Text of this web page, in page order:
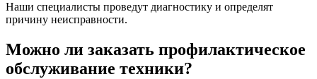
Наши специалисты проведут диагностику и определят
причину неисправности.
Можно ли заказать профилактическое
обслуживание техники?